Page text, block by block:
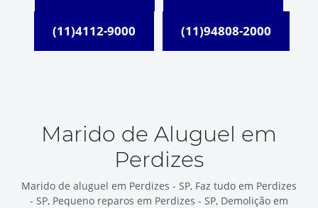
(11)4112-9000 (11)94808-2000
Marido de Aluguel em
Perdizes
Marido de aluguel em Perdizes - SP, Faz tudo em Perdizes
- SP, Pequeno reparos em Perdizes - SP, Demolição em